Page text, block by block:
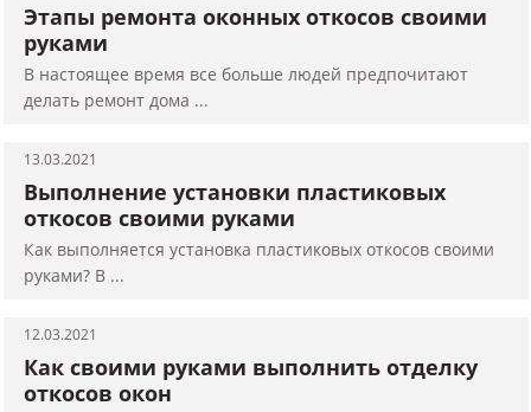
Этапы ремонта оконных откосов своими
руками
В настоящее время все больше людей предпочитают
делать ремонт дома ...
13.03.2021
Выполнение установки пластиковых
откосов своими руками
Как выполняется установка пластиковых откосов своими
руками? В ...
12.03.2021
Как своими руками выполнить отделку
откосов окон